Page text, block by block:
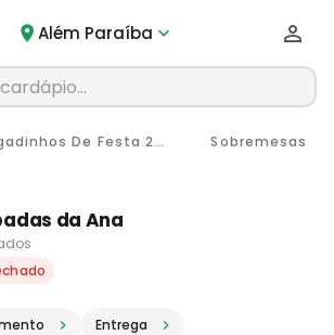
Além Paraíba
da Ana
em Além Paraíba
Entrega
Salgadinhos De Festa 20g Sobremesas